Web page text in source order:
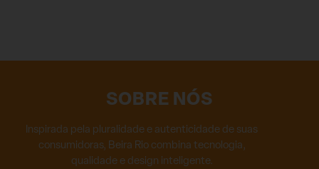
SOBRE NÓS
Inspirada pela pluralidade e autenticidade de suas
consumidoras, Beira Rio combina tecnologia,
qualidade e design inteligente.